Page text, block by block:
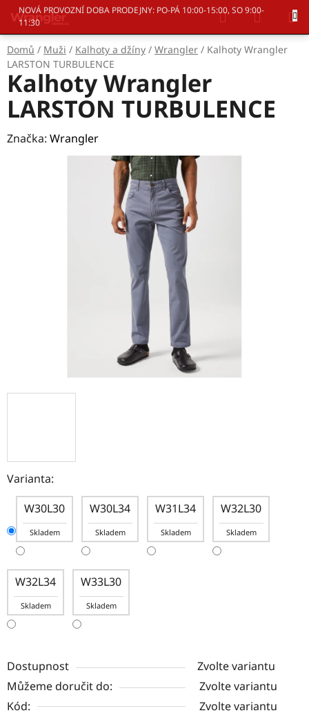
Přejít
obsah
NOVÁ PROVOZNÍ DOBA PRODEJNY: PO-PÁ 10:00-15:00, SO 9:00-
11:30
Hledat
KOŠÍK
Domů / Muži / Kalhoty a džíny / Wrangler / Kalhoty Wrangler
LARSTON TURBULENCE
Varianta:
W30L30
Skladem
W30L34
Skladem
W31L34
Skladem
W32L30
Skladem
W32L34
Skladem
W33L30
Skladem
Dostupnost
Zvolte variantu
Můžeme doručit do:
Zvolte variantu
Kód:
Zvolte variantu
Kalhoty Wrangler
LARSTON TURBULENCE
Značka: Wrangler